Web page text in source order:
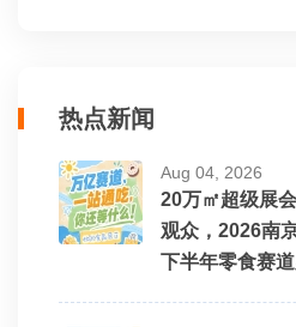
热点新闻
Aug 04, 2026
20万㎡超级展
观众，2026南
下半年零食赛